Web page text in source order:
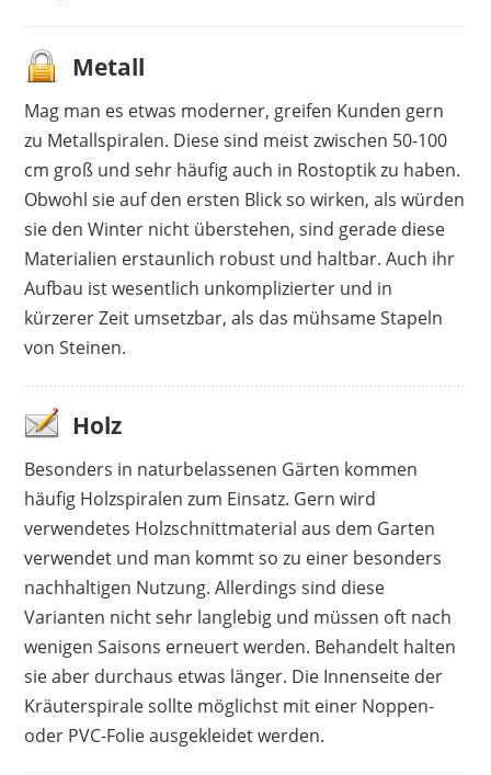
Metall
Mag man es etwas moderner, greifen Kunden gern
zu Metallspiralen. Diese sind meist zwischen 50-100
cm groß und sehr häufig auch in Rostoptik zu haben.
Obwohl sie auf den ersten Blick so wirken, als würden
sie den Winter nicht überstehen, sind gerade diese
Materialien erstaunlich robust und haltbar. Auch ihr
Aufbau ist wesentlich unkomplizierter und in
kürzerer Zeit umsetzbar, als das mühsame Stapeln
von Steinen.
Holz
Besonders in naturbelassenen Gärten kommen
häufig Holzspiralen zum Einsatz. Gern wird
verwendetes Holzschnittmaterial aus dem Garten
verwendet und man kommt so zu einer besonders
nachhaltigen Nutzung. Allerdings sind diese
Varianten nicht sehr langlebig und müssen oft nach
wenigen Saisons erneuert werden. Behandelt halten
sie aber durchaus etwas länger. Die Innenseite der
Kräuterspirale sollte möglichst mit einer Noppen-
oder PVC-Folie ausgekleidet werden.